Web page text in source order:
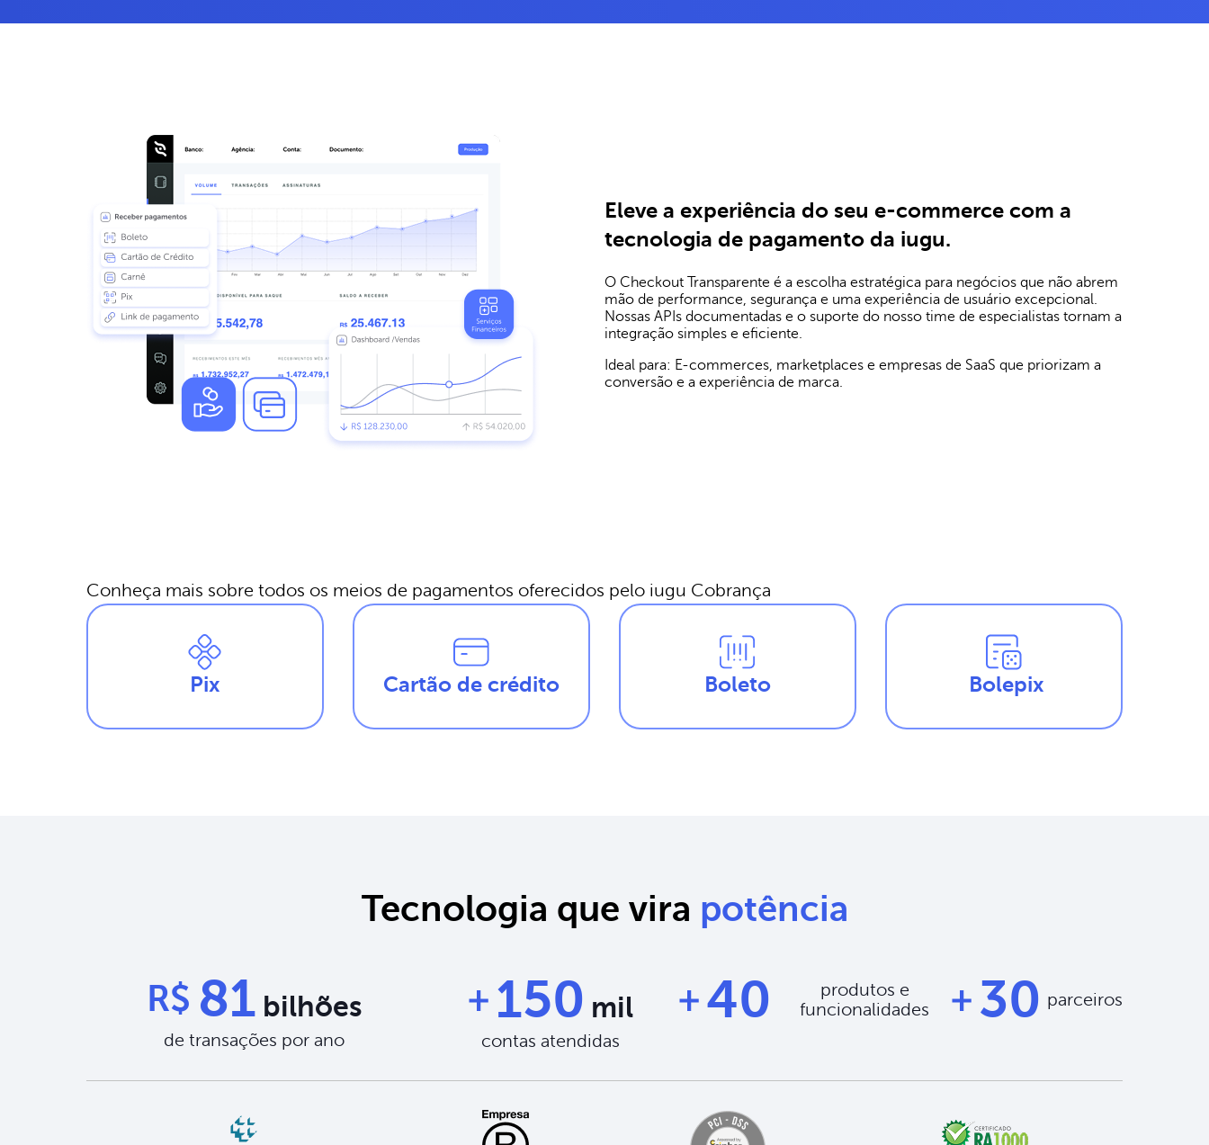
Eleve a experiência do seu e-commerce com a
tecnologia de pagamento da iugu.
O Checkout Transparente é a escolha estratégica para negócios que não abrem
mão de performance, segurança e uma experiência de usuário excepcional.
Nossas APIs documentadas e o suporte do nosso time de especialistas tornam a
integração simples e eficiente.
Ideal para: E-commerces, marketplaces e empresas de SaaS que priorizam a
conversão e a experiência de marca.
Conheça mais sobre todos os meios de pagamentos oferecidos pelo iugu Cobrança
Pix Cartão de crédito Boleto Bolepix
Tecnologia que vira potência
R$ 81 bilhões
de transações por ano
150 mil
contas atendidas
40
produtos e
funcionalidades
30 parceiros